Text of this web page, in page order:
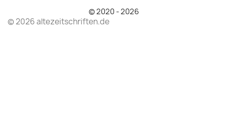
© 2020 - 2026
© 2026 altezeitschriften.de